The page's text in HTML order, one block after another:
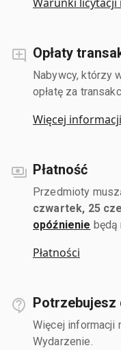
Opłaty
Nabywcy, którzy
opłatę za
Więcej informacji
Płatność
Przedmioty
czwartek, 25
opóźnienie będą
Płatności
Więcej informacji
Wydarzenie.